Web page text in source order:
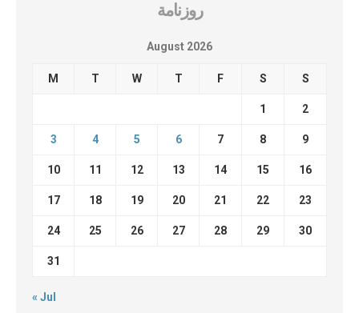
روزنامة
August 2026
M T W T F S S
1 2
3 4 5 6 7 8 9
10 11 12 13 14 15 16
17 18 19 20 21 22 23
24 25 26 27 28 29 30
31
« Jul